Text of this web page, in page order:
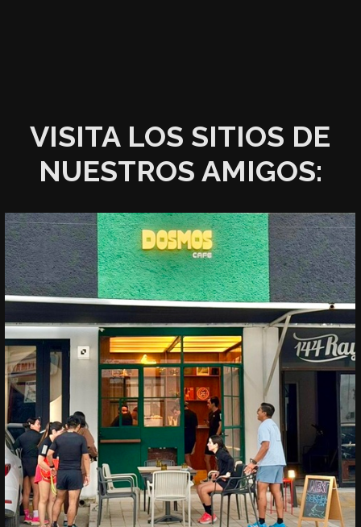
VISITA LOS SITIOS DE
NUESTROS AMIGOS: